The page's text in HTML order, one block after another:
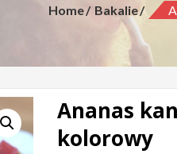
Home Bakalie
Ananas
kolorowy